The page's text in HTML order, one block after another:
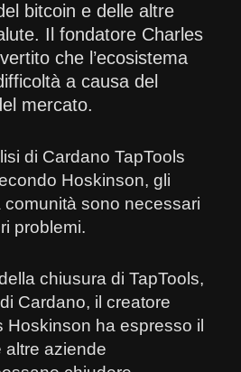
bitcoin e delle altre
Il fondatore Charles
che l’ecosistema
a causa del
mercato.
di Cardano TapTools
Hoskinson, gli
comunità sono necessari
problemi.
chiusura di TapTools,
Cardano, il creatore
Hoskinson ha espresso il
altre aziende